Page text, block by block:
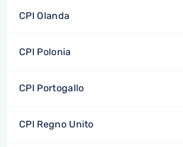
CPI Olanda
CPI Polonia
CPI Portogallo
CPI Regno Unito